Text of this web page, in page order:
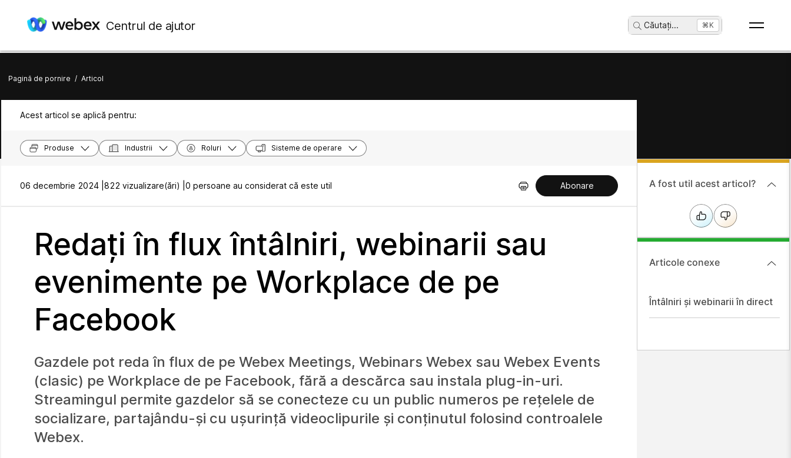
Centrul de ajutor Căutați... ⌘K
Pagină de pornire / Articol
Acest articol se aplică pentru:
Produse Industrii Roluri Sisteme de operare
06 decembrie 2024 | 822 vizualizare(ări) | 0 persoane au considerat că este util Abonare
Redați în flux întâlniri, webinarii sau
evenimente pe Workplace de pe
Facebook
Gazdele pot reda în flux de pe Webex Meetings, Webinars Webex sau Webex Events
(clasic) pe Workplace de pe Facebook, fără a descărca sau instala plug-in-uri.
Streamingul permite gazdelor să se conecteze cu un public numeros pe rețelele de
socializare, partajându-și cu ușurință videoclipurile și conținutul folosind controalele
Webex.
A fost util acest articol?
Articole conexe
Întâlniri și webinarii în direct